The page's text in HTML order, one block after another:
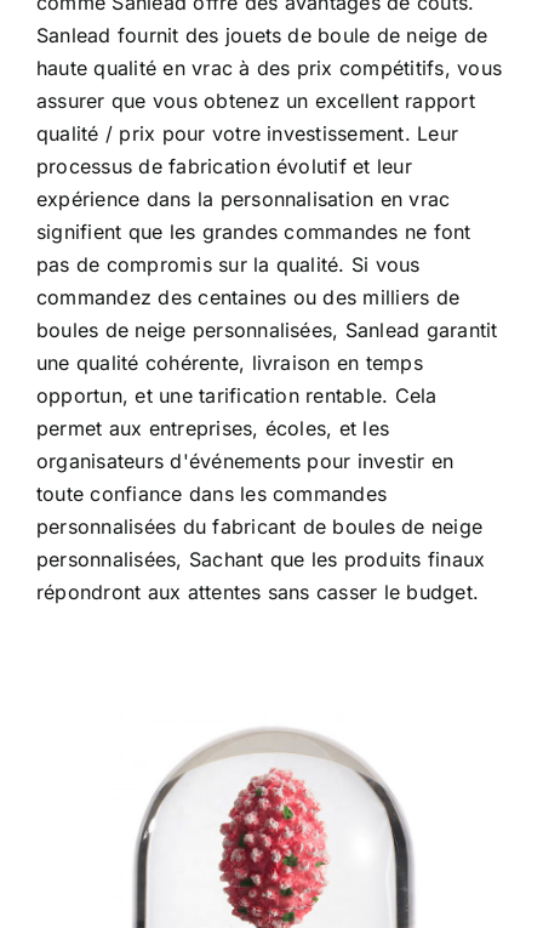
Sanlead fournit des jouets de boule de neige de
haute qualité en vrac à des prix compétitifs, vous
assurer que vous obtenez un excellent rapport
qualité / prix pour votre investissement. Leur
processus de fabrication évolutif et leur
expérience dans la personnalisation en vrac
signifient que les grandes commandes ne font
pas de compromis sur la qualité. Si vous
commandez des centaines ou des milliers de
boules de neige personnalisées, Sanlead garantit
une qualité cohérente, livraison en temps
opportun, et une tarification rentable. Cela
permet aux entreprises, écoles, et les
organisateurs d'événements pour investir en
toute confiance dans les commandes
personnalisées du fabricant de boules de neige
personnalisées, Sachant que les produits finaux
répondront aux attentes sans casser le budget.